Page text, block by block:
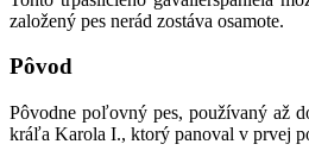
založený pes nerád zostáva osamote.
Pôvod
Pôvodne poľovný pes, používaný až
kráľa Karola I., ktorý panoval v prvej